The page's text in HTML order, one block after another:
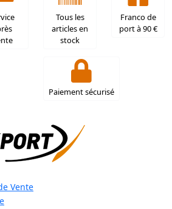
Tous les
articles en
stock
Franco de
port à 90 €
Paiement sécurisé
Vente